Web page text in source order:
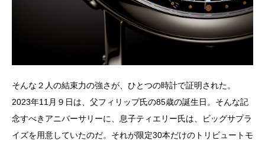
そんな２人の結束力の強さが、ひとつの時計で証明された。
2023年11月９日は、父フィリップ氏の85歳の誕生日。そんな記
念すべきアニバーサリーに、息子ティエリー氏は、ビッグサプラ
イズを用意していたのだ。それが限定30本だけのトリビュートモ